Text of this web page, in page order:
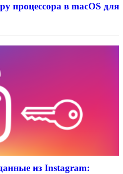
процессора в macOS для
из Instagram: